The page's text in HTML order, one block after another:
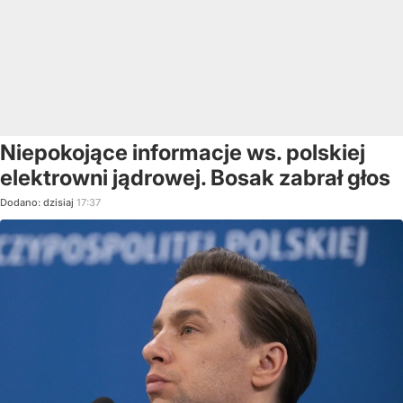
Niepokojące informacje ws. polskiej
elektrowni jądrowej. Bosak zabrał głos
Dodano: dzisiaj 17:37